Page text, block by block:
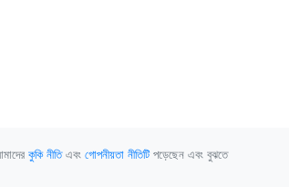
কুকি নীতিএবং গোপনীয়তা নীতিটি পড়েছেন এবং বুঝতে